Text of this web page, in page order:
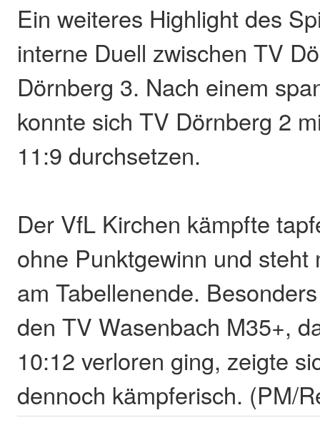
Ein weiteres Highlight des
interne Duell zwischen TV
Dörnberg 3. Nach einem
konnte sich TV Dörnberg 2
11:9 durchsetzen.
Der VfL Kirchen kämpfte
ohne Punktgewinn und steht
am Tabellenende.
den TV Wasenbach M35+,
10:12 verloren ging, zeigte
dennoch kämpferisch. (PM/